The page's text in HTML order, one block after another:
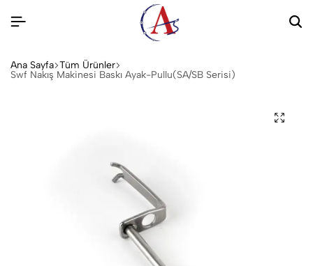
Ana Sayfa Tüm Ürünler
Swf Nakış Makinesi Baskı Ayak-Pullu(SA/SB Serisi)